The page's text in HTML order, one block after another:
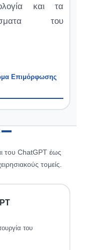
και τα
του
Επιμόρφωσης
του ChatGPT έως
τομείς.
του